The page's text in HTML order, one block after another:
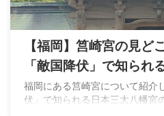
【福岡】筥崎宮の見ど
「敵国降伏」で知られ
福岡にある筥崎宮について紹介
伏」で知られる日本三大八幡宮